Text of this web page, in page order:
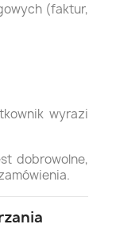
(faktur,
wyrazi
dobrowolne,